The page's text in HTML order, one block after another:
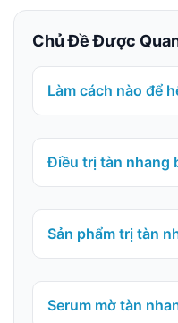
Chủ Đề Được
Làm cách nào để
Điều trị tàn nhang
Sản phẩm trị tàn
Serum mờ tàn